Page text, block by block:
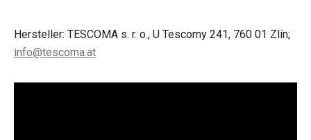
Hersteller: TESCOMA s. r. o., U Tescomy 241, 760 01 Zlín;
info@tescoma.at